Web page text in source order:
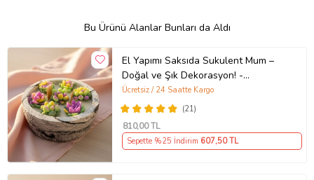
Bu Ürünü Alanlar Bunları da Aldı
El Yapımı Saksıda Sukulent Mum –
Doğal ve Şık Dekorasyon! -
Hediyelik Mum (STD)
(21)
Ücretsiz / 24 Saatte Kargo
810,00 TL
Sepette %25 İndirim 607,50 TL